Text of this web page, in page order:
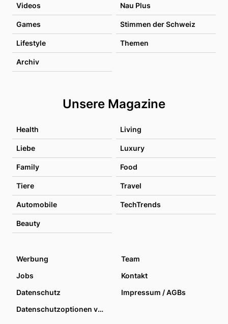
Videos Nau Plus
Games Stimmen der Schweiz
Lifestyle Themen
Archiv
Unsere Magazine
Health Living
Liebe Luxury
Family Food
Tiere Travel
Automobile TechTrends
Beauty
Werbung
Team
Jobs
Kontakt
Datenschutz
Impressum / AGBs
Datenschutzoptionen verwalten